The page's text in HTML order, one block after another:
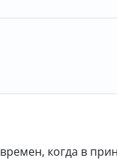
когда в